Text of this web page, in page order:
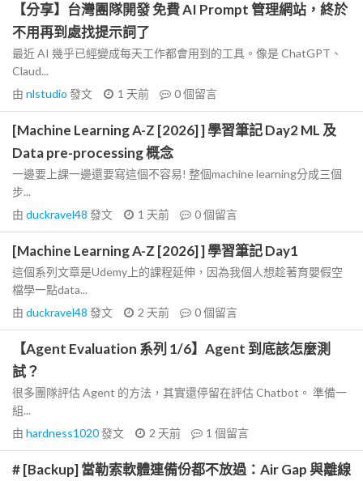
【分享】台灣團隊開發 免費 AI Prompt 管理網站，終於
不用再到處找提示詞了
最近 AI 幾乎已經變成每天工作都會用到的工具。像是 ChatGPT、
Claud...
由 nlstudio 發文 1 天前 0個留言
[Machine Learning A-Z [2026] ] 學習筆記 Day2 ML 及
Data pre-processing 概念
一邊要上課一邊還要寫這個不容易! 整個machine learning分成三個
步...
由 duckravel48 發文 1 天前 0個留言
[Machine Learning A-Z [2026] ] 學習筆記 Day1
這個系列文章是Udemy上的課程延伸，因為我個人想趁著育嬰假空
檔學一點data...
由 duckravel48 發文 2 天前 0個留言
【Agent Evaluation 系列 1/6】Agent 到底該怎麼測
試？
很多團隊評估 Agent 的方法，其實還停留在評估 Chatbot。 準備一
組...
由 hardness1020發文 2 天前 1 個留言
# [Backup] 當勒索軟體連備份都不放過：Air Gap 與離線